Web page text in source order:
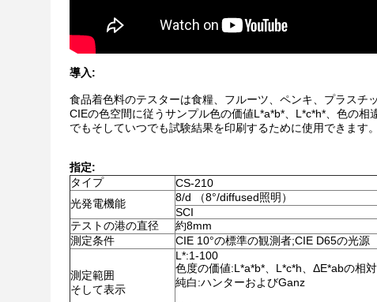
導入:
食品着色料のテスターは食糧、フルーツ、ペンキ、プラス
CIEの色空間に従うサンプル色の価値L*a*b*、L*c*h*、色の
でもそしていつでも試験結果を印刷するために使用できます。
指定:
タイプ
CS-210
光発電機能
8/d （8°/diffused照明）
SCI
テストの港の直径
約8mm
測定条件
CIE 10°の標準の観測者;CIE D65の光源
測定範囲
そして表示
L*:1-100
色度の価値:L*a*b*、L*c*h、ΔE*abの相
純白:ハンターおよびGanz